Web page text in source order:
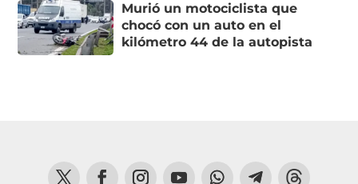
Murió un motociclista que
chocó con un auto en el
kilómetro 44 de la autopista